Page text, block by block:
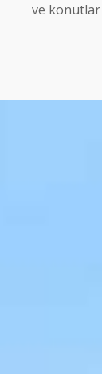
ve konutlar